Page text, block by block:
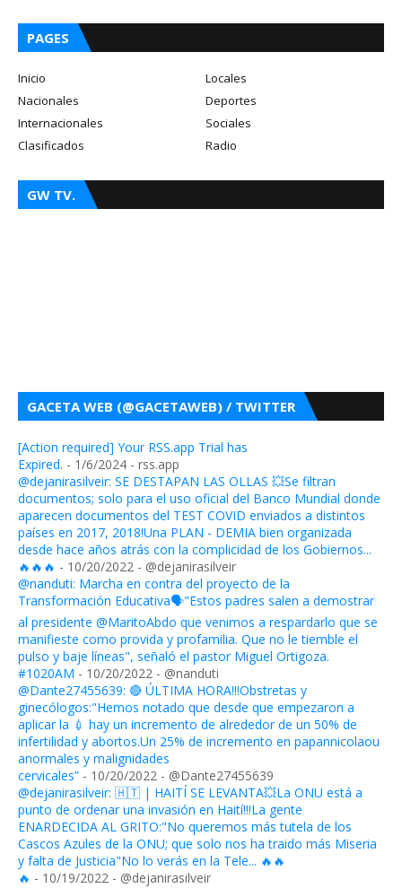
PAGES
Inicio
Locales
Nacionales
Deportes
Internacionales
Sociales
Clasificados
Radio
GW TV.
GACETA WEB (@GACETAWEB) / TWITTER
[Action required] Your RSS.app Trial has
Expired. - 1/6/2024 - rss.app
@dejanirasilveir: SE DESTAPAN LAS OLLAS 💥Se filtran
documentos; solo para el uso oficial del Banco Mundial donde
aparecen documentos del TEST COVID enviados a distintos
países en 2017, 2018!Una PLAN - DEMIA bien organizada
desde hace años atrás con la complicidad de los Gobiernos...
🔥🔥🔥 - 10/20/2022 - @dejanirasilveir
@nanduti: Marcha en contra del proyecto de la
Transformación Educativa🗣️"Estos padres salen a demostrar
al presidente @MaritoAbdo que venimos a respardarlo que se
manifieste como provida y profamilia. Que no le tiemble el
pulso y baje líneas", señaló el pastor Miguel Ortigoza.
#1020AM - 10/20/2022 - @nanduti
@Dante27455639: 🔴 ÚLTIMA HORA!!!Obstretas y
ginecólogos:"Hemos notado que desde que empezaron a
aplicar la 💉 hay un incremento de alrededor de un 50% de
infertilidad y abortos.Un 25% de incremento en papannicolaou
anormales y malignidades
cervicales” - 10/20/2022 - @Dante27455639
@dejanirasilveir: 🇭🇹 | HAITÍ SE LEVANTA💥La ONU está a
punto de ordenar una invasión en Haití!!!La gente
ENARDECIDA AL GRITO:"No queremos más tutela de los
Cascos Azules de la ONU; que solo nos ha traido más Miseria
y falta de Justicia"No lo verás en la Tele... 🔥🔥
🔥 - 10/19/2022 - @dejanirasilveir